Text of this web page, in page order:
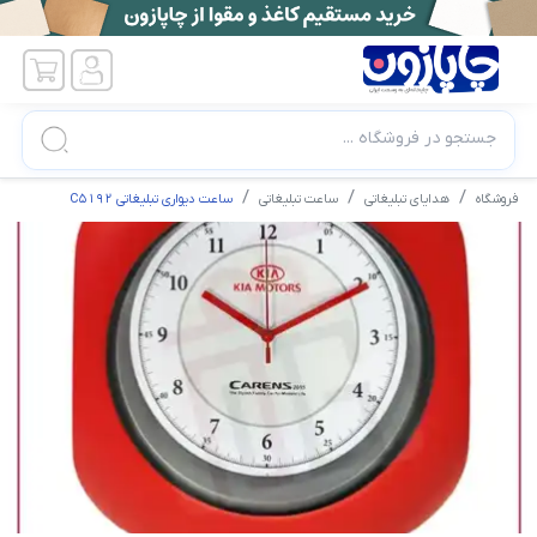
جستجو در فروشگاه ...
فروشگاه هدایای تبلیغاتی ساعت تبلیغاتی ساعت دیواری تبلیغاتی C5192